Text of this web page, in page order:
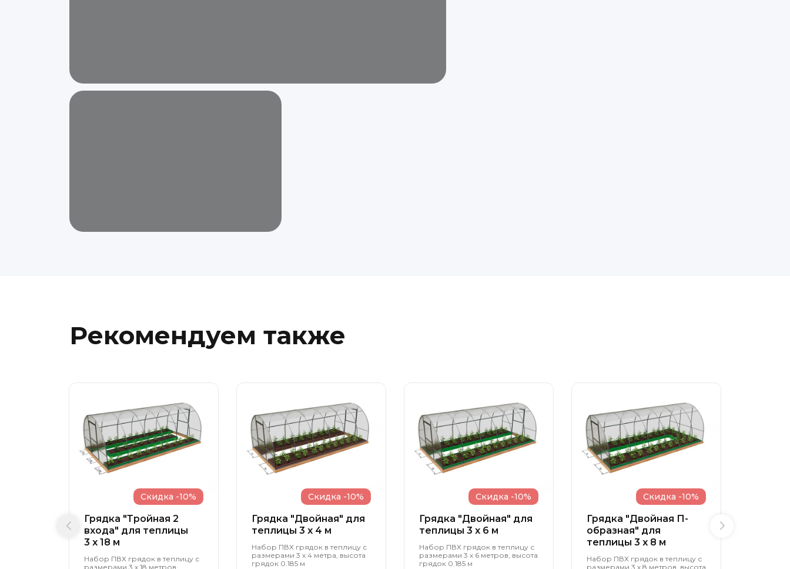
Рекомендуем также
Грядка "Тройная 2
входа" для теплицы
3 x 18 м
Набор ПВХ грядок в теплицу с
размерами 3 х 18 метров,
Скидка -10%
Грядка "Двойная" для
теплицы 3 x 4 м
Набор ПВХ грядок в теплицу с
размерами 3 х 4 метра, высота
грядок 0.185 м
Скидка -10%
Грядка "Двойная" для
теплицы 3 x 6 м
Набор ПВХ грядок в теплицу с
размерами 3 х 6 метров, высота
грядок 0.185 м
Скидка -10%
Грядка "Двойная П-
образная" для
теплицы 3 x 8 м
Набор ПВХ грядок в теплицу с
размерами 3 х 8 метров, высота
Скидка -10%